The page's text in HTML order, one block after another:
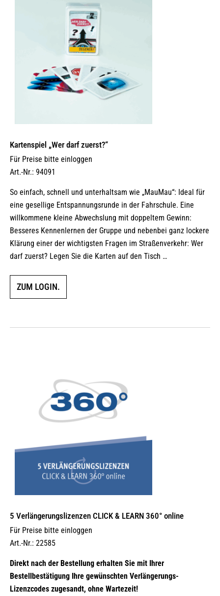
Kartenspiel „Wer darf zuerst?“
Für Preise bitte einloggen
Art.-Nr.: 94091
So einfach, schnell und unterhaltsam wie „MauMau“: Ideal für
eine gesellige Entspannungsrunde in der Fahrschule. Eine
willkommene kleine Abwechslung mit doppeltem Gewinn:
Besseres Kennenlernen der Gruppe und nebenbei ganz lockere
Klärung einer der wichtigsten Fragen im Straßenverkehr: Wer
darf zuerst? Legen Sie die Karten auf den Tisch …
ZUM LOGIN.
5 Verlängerungs­lizenzen CLICK & LEARN 360° online
Für Preise bitte einloggen
Art.-Nr.: 22585
Direkt nach der Bestellung erhalten Sie mit Ihrer
Bestellbestätigung Ihre gewünschten Verlängerungs-
Lizenzcodes zugesandt, ohne Wartezeit!